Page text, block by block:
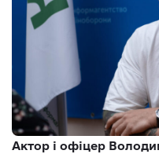
Актор і офіцер